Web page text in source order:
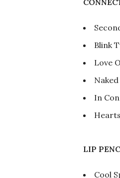
Blink
Love
In
LIP
Cool